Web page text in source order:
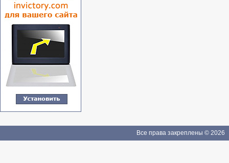
Все права закреплены © 2026